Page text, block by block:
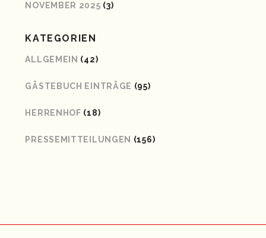
NOVEMBER 2025 (3)
KATEGORIEN
ALLGEMEIN (42)
GÄSTEBUCH EINTRÄGE (95)
HERRENHOF (18)
PRESSEMITTEILUNGEN (156)